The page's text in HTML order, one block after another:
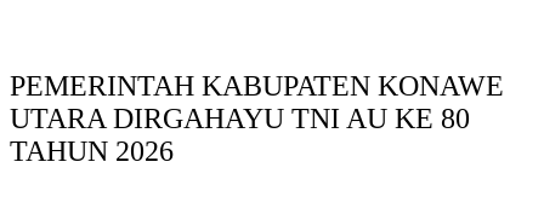
PEMERINTAH KABUPATEN KONAWE
UTARA DIRGAHAYU TNI AU KE 80
TAHUN 2026